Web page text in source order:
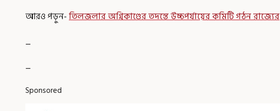
আরও পড়ুন-তিলজলার অগ্নিকাণ্ডের তদন্তে উচ্চপর্যায়ের কমিটি গঠন রাজ্যের
_
_
Sponsored